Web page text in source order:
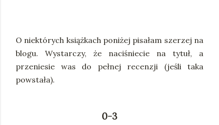
O niektórych książkach poniżej pisałam szerzej na
blogu. Wystarczy, że naciśniecie na tytuł, a
przeniesie was do pełnej recenzji (jeśli taka
powstała).
0-3